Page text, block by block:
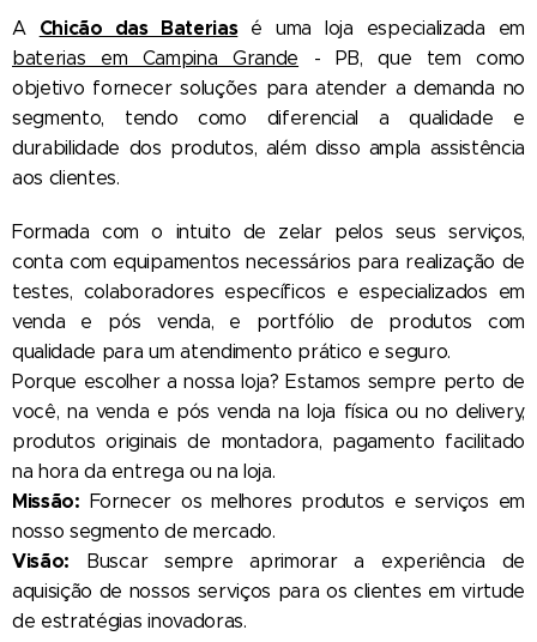
A Chicão das Bateriasé uma loja especializada em
baterias em Campina Grande - PB, que tem como
objetivo fornecer soluções para atender a demanda no
segmento, tendo como diferencial a qualidade e
durabilidade dos produtos, além disso ampla assistência
aos clientes.
Formada com o intuito de zelar pelos seus serviços,
conta com equipamentos necessários para realização de
testes, colaboradores específicos e especializados em
venda e pós venda, e portfólio de produtos com
qualidade para um atendimento prático e seguro.
Porque escolher a nossa loja? Estamos sempre perto de
você, na venda e pós venda na loja física ou no delivery,
produtos originais de montadora, pagamento facilitado
na hora da entrega ou na loja.
Missão: Fornecer os melhores produtos e serviços em
nosso segmento de mercado.
Visão: Buscar sempre aprimorar a experiência de
aquisição de nossos serviços para os clientes em virtude
de estratégias inovadoras.